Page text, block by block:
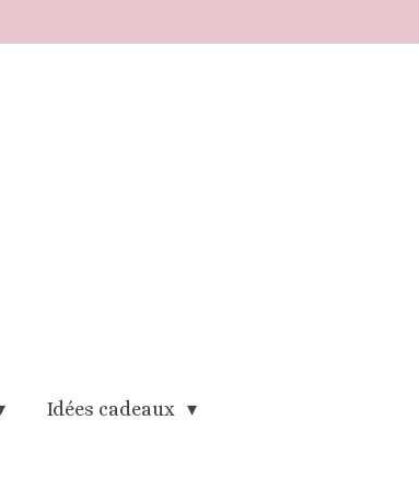
Idées cadeaux